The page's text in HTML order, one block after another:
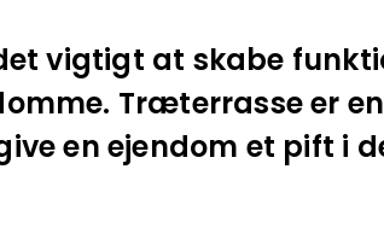
vigtigt at skabe
Træterrasse er en
en ejendom et pift i